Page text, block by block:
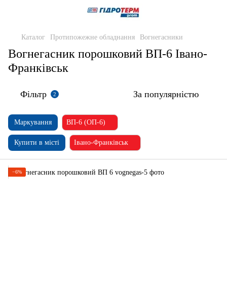
Каталог Протипожежне обладнання Вогнегасники
Вогнегасник порошковий ВП-6 Івано-
Франківськ
Фільтр 2 За популярністю
Маркування ВП-6 (ОП-6)
Купити в місті Івано-Франківськ
−6%